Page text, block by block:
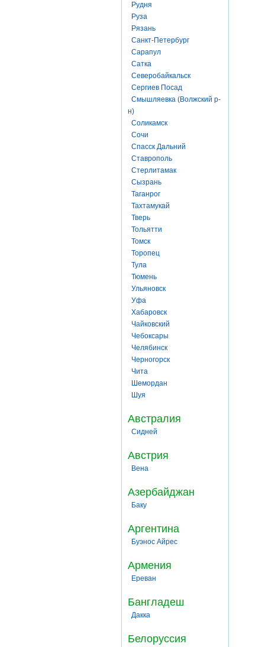
Рудня
Руза
Рязань
Санкт-Петербург
Сарапул
Сатка
Северобайкальск
Сергиев Посад
Смышляевка (Волжский р-
н)
Соликамск
Сочи
Спасск Дальний
Ставрополь
Стерлитамак
Сызрань
Таганрог
Тахтамукай
Тверь
Тольятти
Томск
Торопец
Тула
Тюмень
Ульяновск
Уфа
Хабаровск
Чайковский
Чебоксары
Челябинск
Черногорск
Чита
Шемордан
Шуя
Австралия
Сидней
Австрия
Вена
Азербайджан
Баку
Аргентина
Буэнос Айрес
Армения
Ереван
Бангладеш
Дакка
Белоруссия